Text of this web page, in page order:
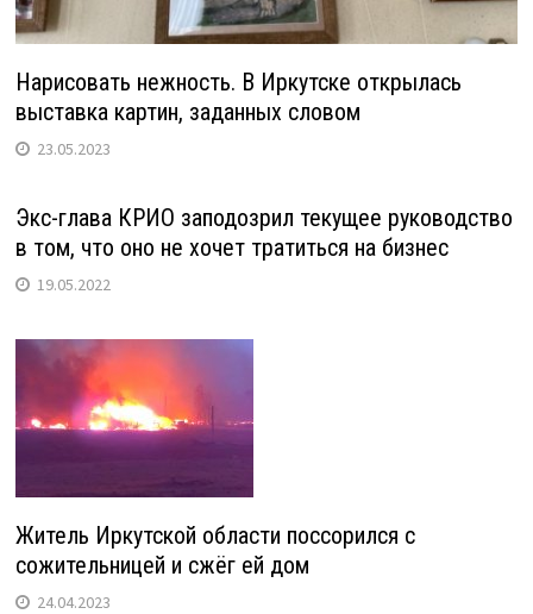
Нарисовать нежность. В Иркутске открылась
выставка картин, заданных словом
23.05.2023
Экс-глава КРИО заподозрил текущее руководство
в том, что оно не хочет тратиться на бизнес
19.05.2022
Житель Иркутской области поссорился с
сожительницей и сжёг ей дом
24.04.2023